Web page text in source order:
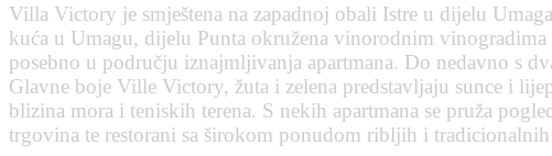
Villa Victory je smještena na zapadnoj obali Istre u dijelu
kuća u Umagu, dijelu Punta okružena vinorodnim
posebno u području iznajmljivanja apartmana. Do nedavno s
Glavne boje Ville Victory, žuta i zelena predstavljaju sunce i
blizina mora i teniskih terena. S nekih apartmana se pruža
trgovina te restorani sa širokom ponudom ribljih i tradicionalnih